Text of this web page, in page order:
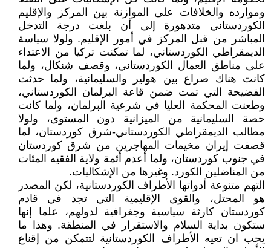
وموارده والخلافات على الموازنة بين المركز والإقليم
الكوردستاني متدهورة إلى أن بلغت درجة التدخل
المباشر من قبل المركز في أمور الإقليم. ولولا سياسة
الديمقراطي الكوردستاني، لما تمكنت تركيا من الاعتداء
على مناطق العمال الكوردستاني، وقصف شنكال، ولما
كانت هناك صراع بين هولير والسليمانية، ولما حدثت
الفضيحة التي تمت ضمن قاعة البرلمان الكوردستاني،
وطعنت المحكمة العليا في شرعية البرلمان، ولما كانت
حصة السليمانية من الميزانية دون المستوى، ولولا
مطالب الديمقراطي الكوردستاني-شرق كوردستان، لما
قصفت إيران مخيمات المهاجرين من شرق كوردستان
في جنوب كوردستان، ولما أعدم أئمة ولاية الفقيه المئات
من المناضلين الكورد. وغيرها من الإشكاليات.
التهم متنوعة أدواتها الأطراف الكوردستانية، لكن المصدر
هو المحتل، والقوى الإقليمية التي تجد في قادم
كوردستان كارثة سياسية وجغرافية لدولهم، علما إنها
ستكون بداية السلام والاستقرار في المنطقة. وهذا ما
يجب ان تعيه الأطراف الكوردستانية لتتمكن من إقناع